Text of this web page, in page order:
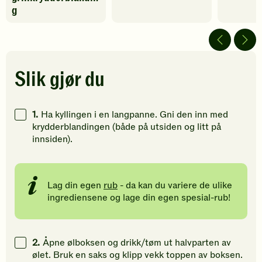
av
gi
vurdering.
g
stjerner.
Klikk
Slik gjør du
1. Ha kyllingen i en langpanne. Gni den inn med
krydderblandingen (både på utsiden og litt på
innsiden).
Lag din egen rub - da kan du variere de ulike
ingrediensene og lage din egen spesial-rub!
2. Åpne ølboksen og drikk/tøm ut halvparten av
ølet. Bruk en saks og klipp vekk toppen av boksen.